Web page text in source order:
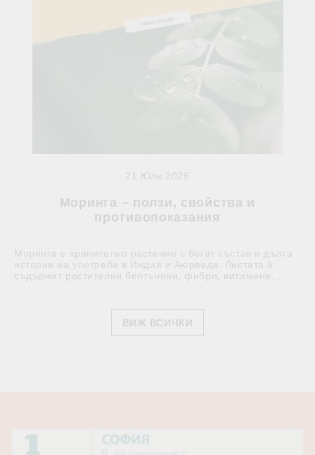
Моринга – ползи, свойства и
противопоказания
21 Юли 2026
Моринга е хранително растение с богат състав и дълга
история на употреба в Индия и Аюрведа. Листата ѝ
съдържат растителни белтъчини, фибри, витамини,...
ВИЖ ВСИЧКИ